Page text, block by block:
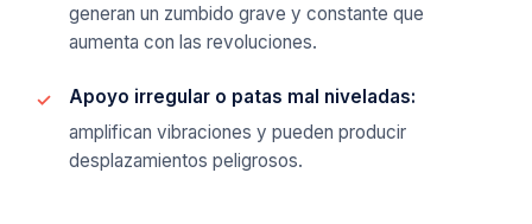
generan un zumbido grave y constante que
aumenta con las revoluciones.
Apoyo irregular o patas mal niveladas:
amplifican vibraciones y pueden producir
desplazamientos peligrosos.